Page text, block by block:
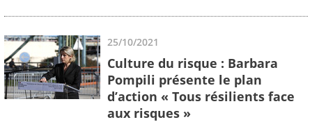
25/10/2021
Culture du risque : Barbara
Pompili présente le plan
d’action « Tous résilients face
aux risques »